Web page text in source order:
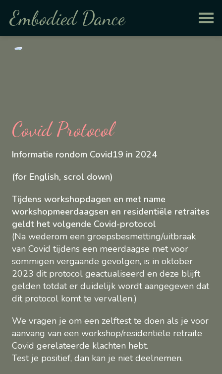
Embodied Dance
Covid Protocol
Informatie rondom Covid19 in 2024
(for English, scrol down)
Tijdens workshopdagen en met name
workshopmeerdaagsen en residentiële retraites
geldt het volgende Covid-protocol
(Na wederom een groepsbesmetting/uitbraak
van Covid tijdens een meerdaagse met voor
sommigen vergaande gevolgen, is in oktober
2023 dit protocol geactualiseerd en deze blijft
gelden totdat er duidelijk wordt aangegeven dat
dit protocol komt te vervallen.)
We vragen je om een zelftest te doen als je voor
aanvang van een workshop/residentiële retraite
Covid gerelateerde klachten hebt.
Test je positief, dan kan je niet deelnemen.